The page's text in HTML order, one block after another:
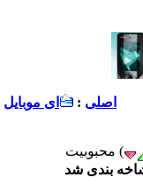
اصلی : ای موبایل
بندی شد